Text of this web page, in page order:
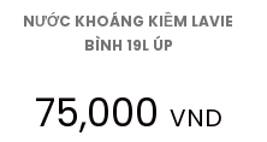
NƯỚC KHOÁNG KIỀM LAVIE
BÌNH 19L ÚP
75,000 VND